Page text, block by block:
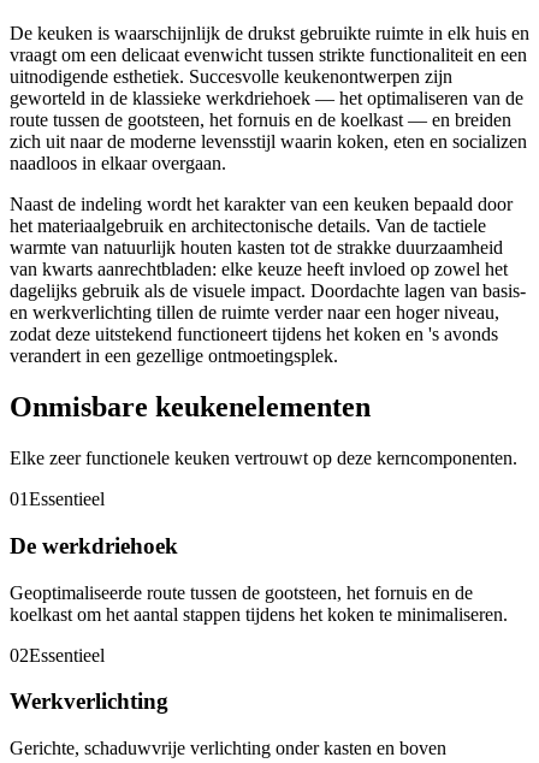
De keuken is waarschijnlijk de drukst gebruikte ruimte in elk huis en
vraagt om een delicaat evenwicht tussen strikte functionaliteit en een
uitnodigende esthetiek. Succesvolle keukenontwerpen zijn
geworteld in de klassieke werkdriehoek — het optimaliseren van de
route tussen de gootsteen, het fornuis en de koelkast — en breiden
zich uit naar de moderne levensstijl waarin koken, eten en socializen
naadloos in elkaar overgaan.
Naast de indeling wordt het karakter van een keuken bepaald door
het materiaalgebruik en architectonische details. Van de tactiele
warmte van natuurlijk houten kasten tot de strakke duurzaamheid
van kwarts aanrechtbladen: elke keuze heeft invloed op zowel het
dagelijks gebruik als de visuele impact. Doordachte lagen van basis-
en werkverlichting tillen de ruimte verder naar een hoger niveau,
zodat deze uitstekend functioneert tijdens het koken en 's avonds
verandert in een gezellige ontmoetingsplek.
Onmisbare keukenelementen
Elke zeer functionele keuken vertrouwt op deze kerncomponenten.
01Essentieel
De werkdriehoek
Geoptimaliseerde route tussen de gootsteen, het fornuis en de
koelkast om het aantal stappen tijdens het koken te minimaliseren.
02Essentieel
Werkverlichting
Gerichte, schaduwvrije verlichting onder kasten en boven